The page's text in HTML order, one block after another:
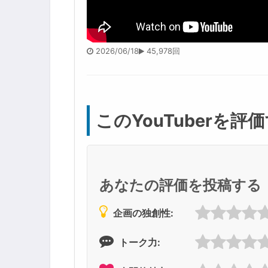
2026/06/18 45,978回
このYouTuberを評
あなたの評価を投稿する
企画の独創性:
トーク力: